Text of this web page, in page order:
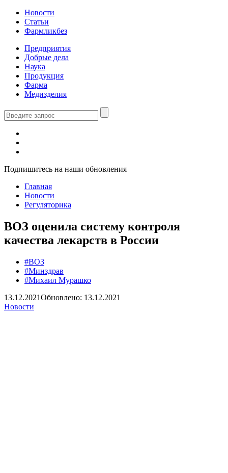
Новости
Статьи
Фармликбез
Предприятия
Добрые дела
Наука
Продукция
Фарма
Медизделия
Подпишитесь на наши обновления
Главная
Новости
Регуляторика
ВОЗ оценила систему контроля
качества лекарств в России
#ВОЗ
#Минздрав
#Михаил Мурашко
13.12.2021Обновлено: 13.12.2021
Новости